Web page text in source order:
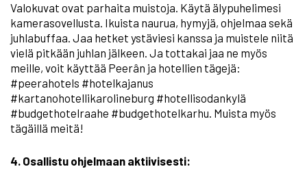
Valokuvat ovat parhaita muistoja. Käytä älypuhelimesi
kamerasovellusta. Ikuista naurua, hymyjä, ohjelmaa sekä
juhlabuffaa. Jaa hetket ystäviesi kanssa ja muistele niitä
vielä pitkään juhlan jälkeen. Ja tottakai jaa ne myös
meille, voit käyttää Peerân ja hotellien tägejä:
#peerahotels #hotelkajanus
#kartanohotellikarolineburg #hotellisodankylä
#budgethotelraahe #budgethotelkarhu. Muista myös
tägäillä meitä!
4. Osallistu ohjelmaan aktiivisesti: